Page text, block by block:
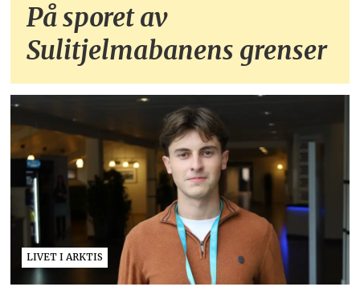
På sporet av
Sulitjelmabanens grenser
LIVET I ARKTIS